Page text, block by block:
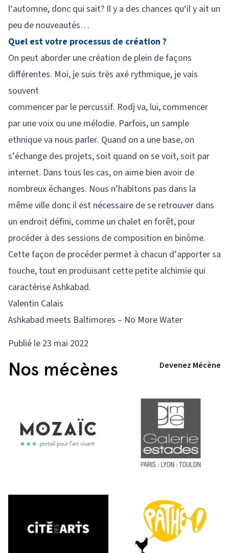
l‘automne, donc qui sait? Il y a des chances qu‘il y ait un
peu de nouveautés…
Quel est votre processus de création ?
On peut aborder une création de plein de façons
différentes. Moi, je suis très axé rythmique, je vais
souvent
commencer par le percussif. Rodj va, lui, commencer
par une voix ou une mélodie. Parfois, un sample
ethnique va nous parler. Quand on a une base, on
s’échange des projets, soit quand on se voit, soit par
internet. Dans tous les cas, on aime bien avoir de
nombreux échanges. Nous n’habitons pas dans la
même ville donc il est nécessaire de se retrouver dans
un endroit défini, comme un chalet en forêt, pour
procéder à des sessions de composition en binôme.
Cette façon de procéder permet à chacun d’apporter sa
touche, tout en produisant cette petite alchimie qui
caractérise Ashkabad.
Valentin Calais
Ashkabad meets Baltimores – No More Water
Publié le 23 mai 2022
Nos mécènes Devenez Mécène